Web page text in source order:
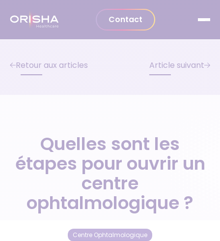
Contact
Retour aux articles Article suivant
Quelles sont les
étapes pour ouvrir un
centre
ophtalmologique ?
Centre Ophtalmologique